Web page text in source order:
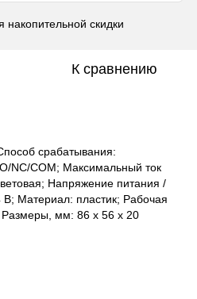
накопительной скидки
К сравнению
срабатывания:
NC/COM; Максимальный ток
Напряжение питания /
В; Материал: пластик; Рабочая
Размеры, мм: 86 х 56 х 20